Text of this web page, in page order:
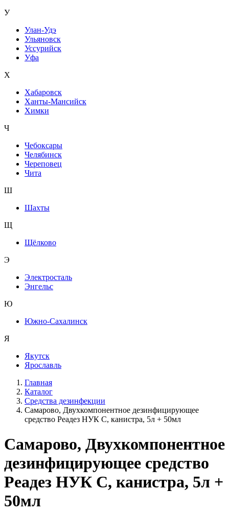
У
Улан-Удэ
Ульяновск
Уссурийск
Уфа
Х
Хабаровск
Ханты-Мансийск
Химки
Ч
Чебоксары
Челябинск
Череповец
Чита
Ш
Шахты
Щ
Щёлково
Э
Электросталь
Энгельс
Ю
Южно-Сахалинск
Я
Якутск
Ярославль
Главная
Каталог
Средства дезинфекции
Самарово, Двухкомпонентное дезинфицирующее
средство Реадез НУК С, канистра, 5л + 50мл
Самарово, Двухкомпонентное
дезинфицирующее средство
Реадез НУК С, канистра, 5л +
50мл